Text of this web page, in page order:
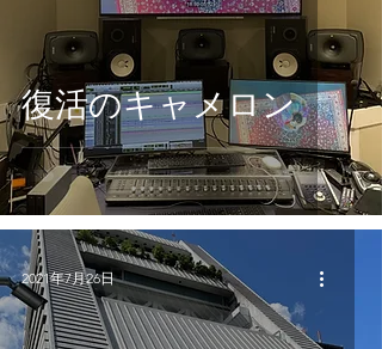
復活のキャメロン
2021年7月26日